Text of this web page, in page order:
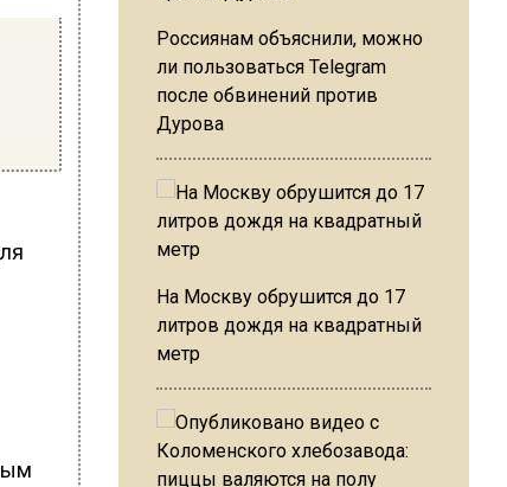
Россиянам объяснили, можно
ли пользоваться Telegram
после обвинений против
Дурова
На Москву обрушится до 17
литров дождя на квадратный
метр